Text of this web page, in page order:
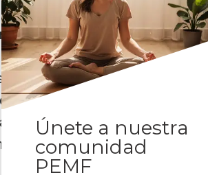
comunes de la terapia
conocer:
electrónicos (marcapasos,
los campos
pueden interferir con
de estos dispositivos.
con su cardiólogo.
Únete a nuestra
comunidad
PEMF